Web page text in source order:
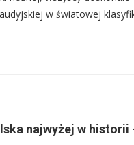
w światowej
najwyżej w